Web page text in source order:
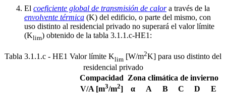
El coeficiente global de transmisión de calora través de la
envolvente térmica (K) del edificio, o parte del mismo, con
uso distinto al residencial privado no superará el valor límite
(Klim) obtenido de la tabla 3.1.1.c-HE1:
Tabla 3.1.1.c - HE1 Valor límite Klim [W/m2K] para uso distinto del
residencial privado
Compacidad
V/A [m3/m2]
Zona climática de invierno
α
A B C D
E